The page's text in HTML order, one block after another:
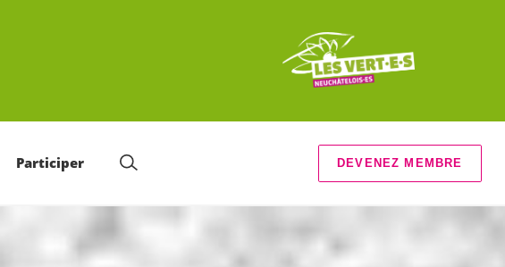
Participer DEVENEZ MEMBRE